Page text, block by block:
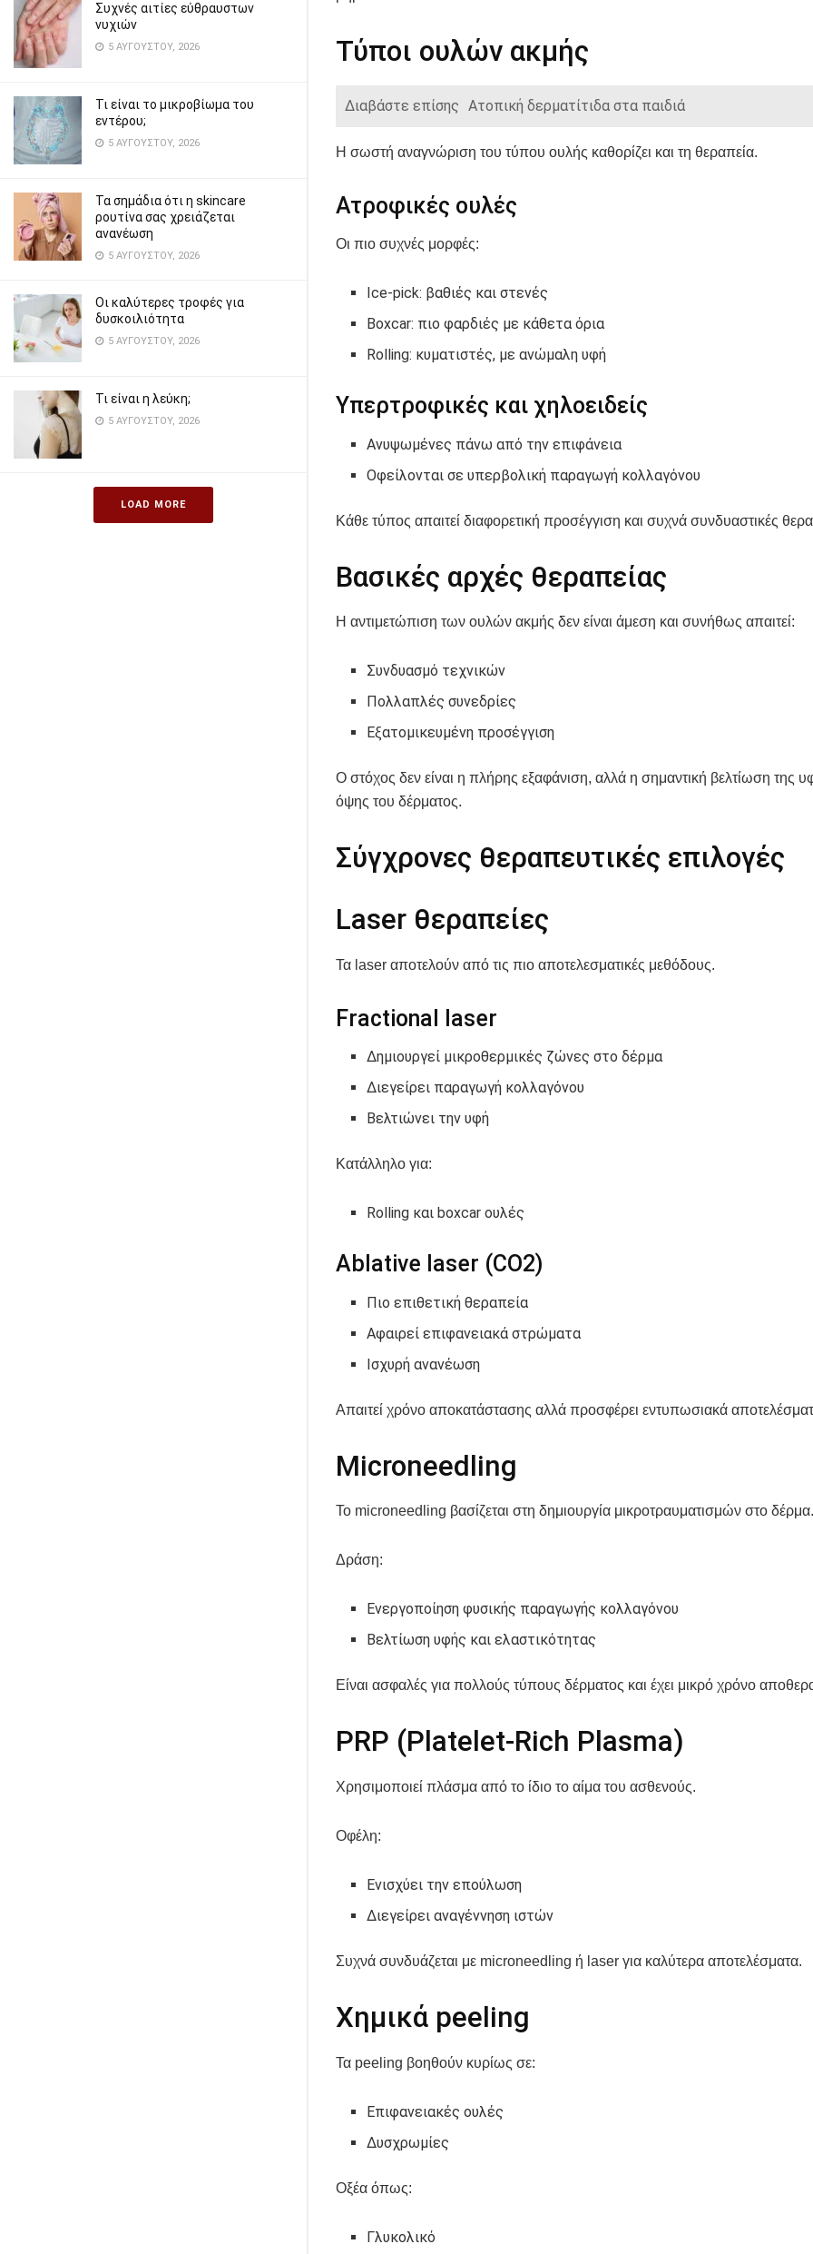
Συχνές αιτίες εύθραυστων
νυχιών
5 ΑΥΓΟΎΣΤΟΥ, 2026
Τι είναι το μικροβίωμα του
εντέρου;
5 ΑΥΓΟΎΣΤΟΥ, 2026
Τα σημάδια ότι η skincare
ρουτίνα σας χρειάζεται
ανανέωση
5 ΑΥΓΟΎΣΤΟΥ, 2026
Οι καλύτερες τροφές για
δυσκοιλιότητα
5 ΑΥΓΟΎΣΤΟΥ, 2026
Τι είναι η λεύκη;
5 ΑΥΓΟΎΣΤΟΥ, 2026
LOAD MORE
Τύποι ουλών ακμής
Διαβάστε επίσης Ατοπική δερματίτιδα στα παιδιά
Η σωστή αναγνώριση του τύπου ουλής καθορίζει και τη θεραπεία.
Ατροφικές ουλές
Οι πιο συχνές μορφές:
Ice-pick: βαθιές και στενές
Boxcar: πιο φαρδιές με κάθετα όρια
Rolling: κυματιστές, με ανώμαλη υφή
Υπερτροφικές και χηλοειδείς
Ανυψωμένες πάνω από την επιφάνεια
Οφείλονται σε υπερβολική παραγωγή κολλαγόνου
Κάθε τύπος απαιτεί διαφορετική προσέγγιση και συχνά συνδυαστικές
Βασικές αρχές θεραπείας
Η αντιμετώπιση των ουλών ακμής δεν είναι άμεση και συνήθως απαιτεί:
Συνδυασμό τεχνικών
Πολλαπλές συνεδρίες
Εξατομικευμένη προσέγγιση
Ο στόχος δεν είναι η πλήρης εξαφάνιση, αλλά η σημαντική βελτίωση της
όψης του δέρματος.
Σύγχρονες θεραπευτικές επιλογές
Laser θεραπείες
Τα laser αποτελούν από τις πιο αποτελεσματικές μεθόδους.
Fractional laser
Δημιουργεί μικροθερμικές ζώνες στο δέρμα
Διεγείρει παραγωγή κολλαγόνου
Βελτιώνει την υφή
Κατάλληλο για:
Rolling και boxcar ουλές
Ablative laser (CO2)
Πιο επιθετική θεραπεία
Αφαιρεί επιφανειακά στρώματα
Ισχυρή ανανέωση
Απαιτεί χρόνο αποκατάστασης αλλά προσφέρει εντυπωσιακά
Microneedling
Το microneedling βασίζεται στη δημιουργία μικροτραυματισμών στο δέρμα.
Δράση:
Ενεργοποίηση φυσικής παραγωγής κολλαγόνου
Βελτίωση υφής και ελαστικότητας
Είναι ασφαλές για πολλούς τύπους δέρματος και έχει μικρό χρόνο
PRP (Platelet-Rich Plasma)
Χρησιμοποιεί πλάσμα από το ίδιο το αίμα του ασθενούς.
Οφέλη:
Ενισχύει την επούλωση
Διεγείρει αναγέννηση ιστών
Συχνά συνδυάζεται με microneedling ή laser για καλύτερα αποτελέσματα.
Χημικά peeling
Τα peeling βοηθούν κυρίως σε:
Επιφανειακές ουλές
Δυσχρωμίες
Οξέα όπως:
Γλυκολικό